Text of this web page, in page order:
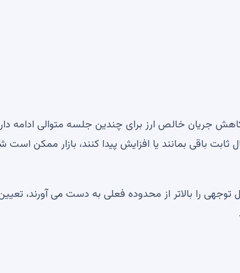
جریان خالص ارز برای چندین جلسه متوالی ادامه
باقی بمانند یا افزایش پیدا کنند، بازار ممکن است
را بالاتر از محدوده فعلی به دست می آورند،